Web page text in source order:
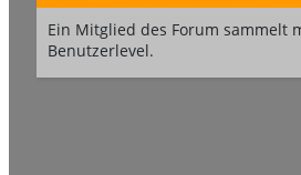
Ein Mitglied des Forum sammelt
Benutzerlevel.